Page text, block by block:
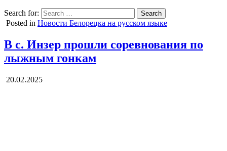
Search for:
Posted in Новости Белорецка на русском языке
В с. Инзер прошли соревнования по
лыжным гонкам
20.02.2025